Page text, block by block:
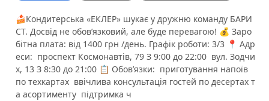
🍰Кондитерська «ЕКЛЕР» шукає у дружню команду БАРИ
СТ. Досвід не обовʼязковий, але буде перевагою! 💰 Заро
бітна плата: від 1400 грн /день. Графік роботи: 3/3 📍 Адр
еси: ️ проспект Космонавтів, 79 З 9:00 до 22:00 ️ вул. Зодчи
х, 13 З 8:30 до 21:00 📋 Обов’язки: ️ приготування напоїв
по техкартах ️ ввічлива консультація гостей по десертах т
а асортименту ️ підтримка ч